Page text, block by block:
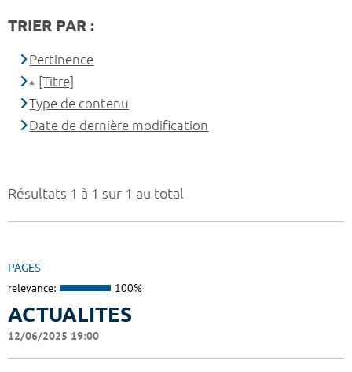
Résultats 1 à 1 sur 1 au total
PAGES
relevance: 100%
ACTUALITES
12/06/2025 19:00
TRIER PAR :
Pertinence
[Titre]
Type de contenu
Date de dernière modification